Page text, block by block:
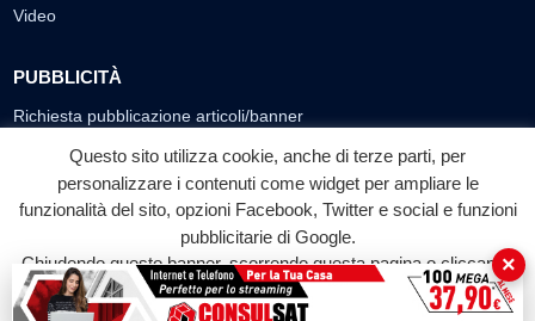
Video
PUBBLICITÀ
Richiesta pubblicazione articoli/banner
SEGUICI SUI SOCIAL
f
Facebook
◎ ▶
YouTube
Questo sito utilizza cookie, anche di terze parti, per
personalizzare i contenuti come widget per ampliare le
funzionalità del sito, opzioni Facebook, Twitter e social e funzioni
pubblicitarie di Google.
Chiudendo questo banner, scorrendo questa pagina o cliccando
su qualunque suo elemento acconsenti all'uso dei cookie.
×